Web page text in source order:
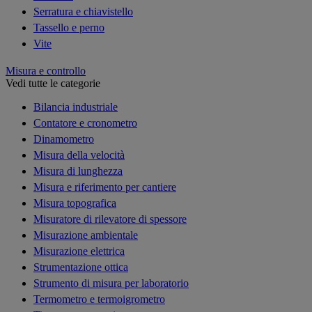
Serratura e chiavistello
Tassello e perno
Vite
Misura e controllo
Vedi tutte le categorie
Bilancia industriale
Contatore e cronometro
Dinamometro
Misura della velocità
Misura di lunghezza
Misura e riferimento per cantiere
Misura topografica
Misuratore di rilevatore di spessore
Misurazione ambientale
Misurazione elettrica
Strumentazione ottica
Strumento di misura per laboratorio
Termometro e termoigrometro